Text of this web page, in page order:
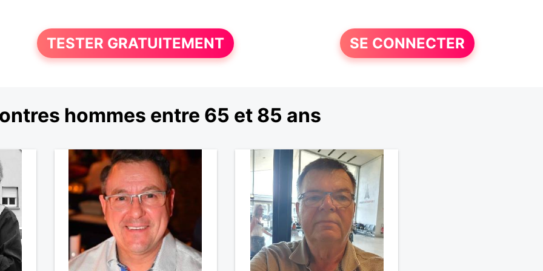
TESTER GRATUITEMENT SE CONNECTER
hommes entre 65 et 85 ans